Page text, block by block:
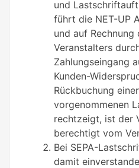
und
führt die NET-UP
und auf Rechnung
Veranstalters
Zahlungseingang
Kunden-
Rückbuchung
vorgenommenen
rechtzeigt, ist der
berechtigt vom
Bei SEPA-
damit